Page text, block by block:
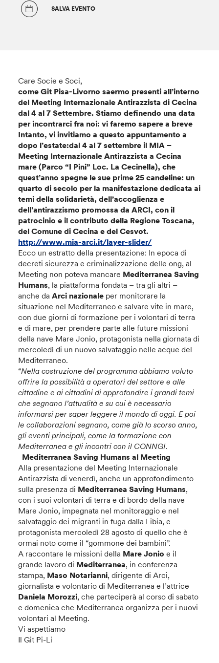
SALVA EVENTO
Care Socie e Soci,
come Git Pisa-Livorno saermo presenti all’interno
del Meeting Internazionale Antirazzista di Cecina
dal 4 al 7 Settembre. Stiamo definendo una data
per incontrarci fra noi: vi faremo sapere a breve
Intanto, vi invitiamo a questo appuntamento a
dopo l’estate:dal 4 al 7 settembre il MIA –
Meeting Internazionale Antirazzista a Cecina
mare (Parco “I Pini” Loc. La Cecinella), che
quest’anno spegne le sue prime 25 candeline: un
quarto di secolo per la manifestazione dedicata ai
temi della solidarietà, dell’accoglienza e
dell’antirazzismo promossa daARCI, con il
patrocinio e il contributo della Regione Toscana,
delComune diCecina e delCesvot.
http://www.mia-arci.it/layer-slider/
Ecco un estratto della presentazione: In epoca di
decreti sicurezza e criminalizzazione delle ong, al
Meeting non poteva mancare Mediterranea Saving
Humans, la piattaforma fondata – tra gli altri –
anche daArci nazionale per monitorare la
situazione nel Mediterraneo e salvare vite in mare,
con due giorni di formazione per i volontari di terra
e di mare, per prendere parte alle future missioni
della nave Mare Jonio, protagonista nella giornata di
mercoledì di un nuovo salvataggio nelle acque del
Mediterraneo.
“Nella costruzione del programma abbiamo voluto
offrire la possibilità a operatori del settore e alle
cittadine e ai cittadini di approfondire i grandi temi
che segnano l’attualità e su cui è necessario
informarsi per saper leggere il mondo di oggi. E poi
le collaborazioni segnano, come già lo scorso anno,
gli eventi principali, come la formazione con
Mediterranea e gli incontri con il CONNGI.
Mediterranea Saving Humans al Meeting
Alla presentazione del Meeting Internazionale
Antirazzista di venerdì, anche un approfondimento
sulla presenza di Mediterranea Saving Humans,
con i suoi volontari di terra e di bordo della nave
Mare Jonio, impegnata nel monitoraggio e nel
salvataggio dei migranti in fuga dalla Libia, e
protagonista mercoledì 28 agosto di quello che è
ormai noto come il “gommone dei bambini”.
A raccontare le missioni della Mare Jonio e il
grande lavoro di Mediterranea, in conferenza
stampa, Maso Notarianni, dirigente di Arci,
giornalista e volontario di Mediterranea e l’attrice
Daniela Morozzi, che parteciperà al corso di sabato
e domenica che Mediterranea organizza per i nuovi
volontari al Meeting.
Vi aspettiamo
Il Git Pi-Li